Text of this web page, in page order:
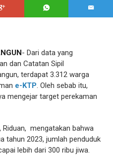
- Dari data yang
dan Catatan Sipil
terdapat 3.312 warga
e-KTP. Oleh sebab itu,
mengejar target perekaman
Riduan, mengatakan bahwa
tahun 2023, jumlah penduduk
lebih dari 300 ribu jiwa.